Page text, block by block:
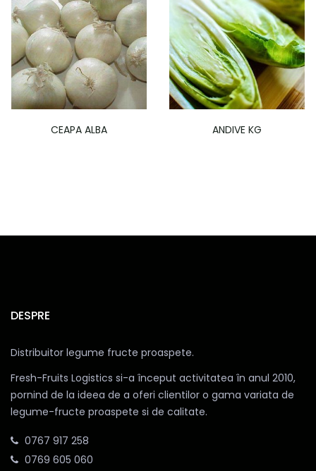
CEAPA ALBA ANDIVE KG
DESPRE
Distribuitor legume fructe proaspete.
Fresh-Fruits Logistics si-a început activitatea în anul 2010,
pornind de la ideea de a oferi clientilor o gama variata de
legume-fructe proaspete si de calitate.
0767 917 258
0769 605 060